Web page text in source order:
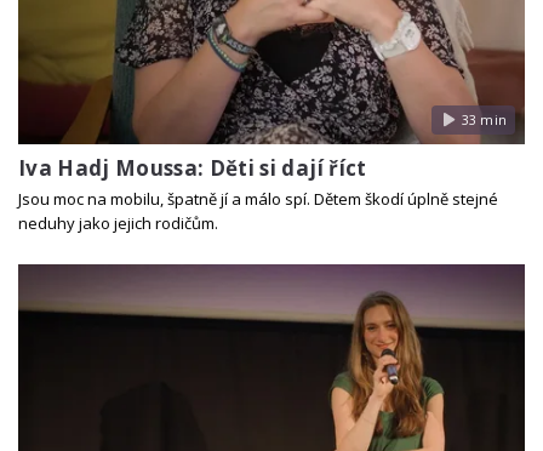
33 min
Iva Hadj Moussa: Děti si dají říct
Jsou moc na mobilu, špatně jí a málo spí. Dětem škodí úplně stejné
neduhy jako jejich rodičům.